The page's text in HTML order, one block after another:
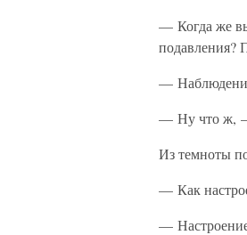
— Когда же вы
подавления?
—
— Ну что ж, —
Из темноты
— Как
—